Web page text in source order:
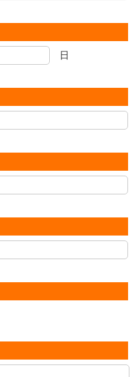
日